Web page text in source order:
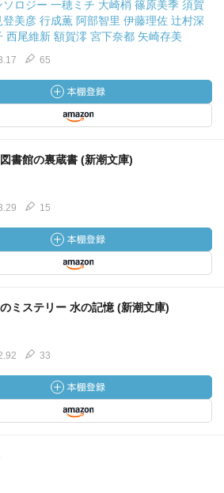
ロジー 一穂ミチ 大崎梢 篠原美季 須賀
登美彦 行成薫 阿部智里 伊藤理佐 辻村深
西尾維新 額賀澪 宮下奈都 矢崎存美
65
書館の裏蔵書 (新潮文庫)
15
ミステリー 水の記憶 (新潮文庫)
33